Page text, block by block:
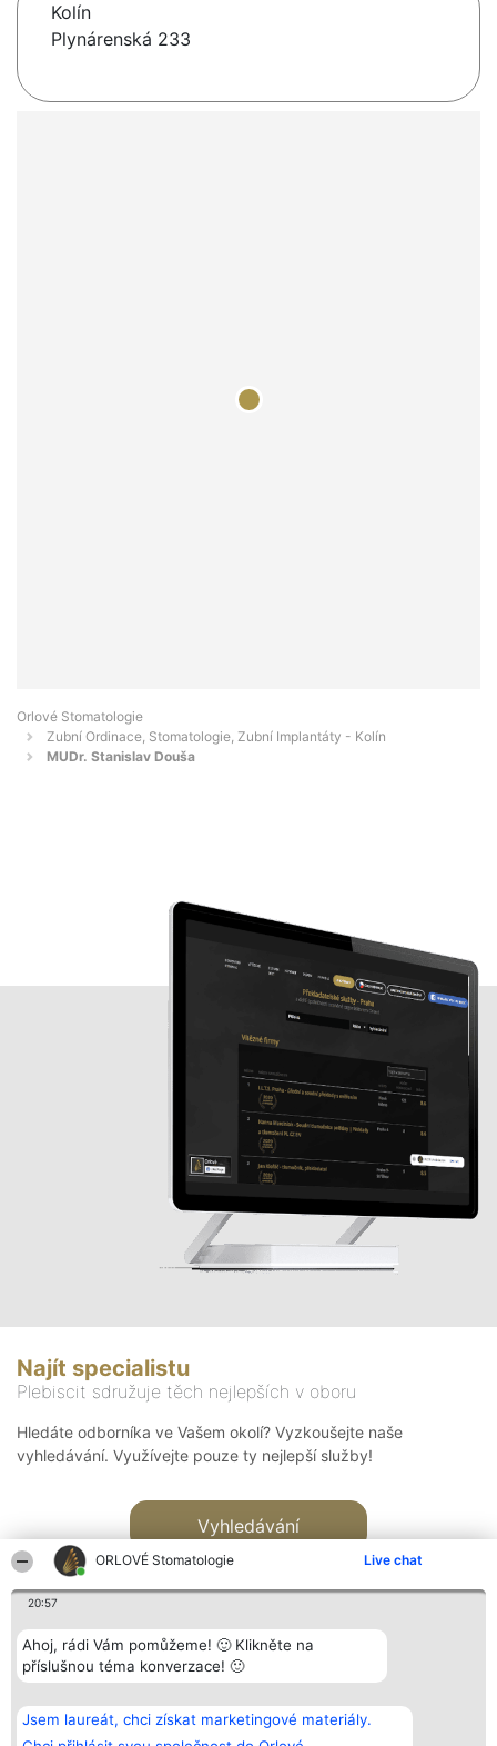
ORLOVÉ Stomatologie Live chat
20:57
Ahoj, rádi Vám pomůžeme! 🙂 Klikněte na
příslušnou téma konverzace! 🙂
Jsem laureát, chci získat marketingové materiály.
Kolín
Plynárenská 233
Orlové Stomatologie
Zubní Ordinace, Stomatologie, Zubní Implantáty - Kolín
MUDr. Stanislav Douša
Najít specialistu
Plebiscit sdružuje těch nejlepších v oboru
Hledáte odborníka ve Vašem okolí? Vyzkoušejte naše
vyhledávání. Využívejte pouze ty nejlepší služby!
Vyhledávání
Bright Side Solutions sp. z o.
o. sp. k.
ul. Ruska 22
Vítězové
Seznam všech
laureátů
Kontakt